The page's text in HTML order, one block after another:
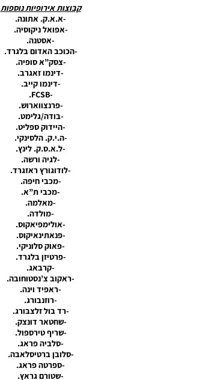
קבוצות אירופיות נוספות
-א.א.ק. אתונה.
-אפואל ניקוסיה.
-אסטנה.
-הכוכב האדום בלגרד.
-צסק”א סופיה.
-דינמו זאגרב.
-דינמו קייב.
-FCSB.
-פרנצווארוש.
-בודה/גלימט.
-היידוק ספליט.
-ה.י.ק. הלסינקי.
-ל.א.ס.ק. לינץ.
-לגיה ורשה.
-לודוגורץ ראזגרד.
-מכבי חיפה.
-מכבי ת”א.
-מאלמה.
-מולדה.
-אולימפיאקוס.
-פנאתינאיקוס.
-פאוק סלוניקי.
-פרטיזן בלגרד.
-קרבאג.
-ראקוב צ’נסטוחובה.
-ראפיד וינה.
-רוזנבורג.
-רד בול זלצבורג.
-שחטאר דונצק.
-שריף טירספול.
-סלביה פראג.
-סלובן ברטיסלאבה.
-ספרטה פראג.
-שטורם גראץ.